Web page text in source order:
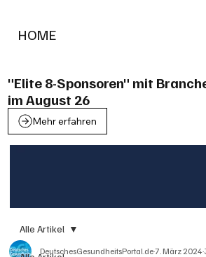
HOME
"Elite 8-Sponsoren" mit
im August 26
Mehr erfahren
Alle Artikel
DeutschesGesundheitsPortal.de7. März 2024